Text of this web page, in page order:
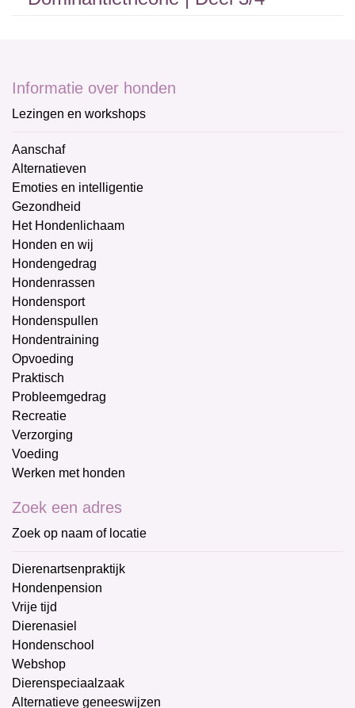
Informatie over honden
Lezingen en workshops
Aanschaf
Alternatieven
Emoties en intelligentie
Gezondheid
Het Hondenlichaam
Honden en wij
Hondengedrag
Hondenrassen
Hondensport
Hondenspullen
Hondentraining
Opvoeding
Praktisch
Probleemgedrag
Recreatie
Verzorging
Voeding
Werken met honden
Zoek een adres
Zoek op naam of locatie
Dierenartsenpraktijk
Hondenpension
Vrije tijd
Dierenasiel
Hondenschool
Webshop
Dierenspeciaalzaak
Alternatieve geneeswijzen